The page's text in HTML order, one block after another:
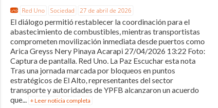
Red Uno Sociedad 27 de abril de 2026
El diálogo permitió restablecer la coordinación para el
abastecimiento de combustibles, mientras transportistas
comprometen movilización inmediata desde puertos como
Arica Greyss Nery Pinaya Acarapi 27/04/2026 13:22 Foto:
Captura de pantalla. Red Uno. La Paz Escuchar esta nota
Tras una jornada marcada por bloqueos en puntos
estratégicos de El Alto, representantes del sector
transporte y autoridades de YPFB alcanzaron un acuerdo
que... + Leer noticia completa